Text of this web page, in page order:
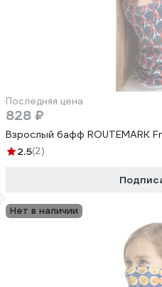
Последняя цена
828 ₽
Взрослый бафф ROUTEMARK
2.5(2)
Нет в наличии